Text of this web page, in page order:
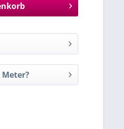
Weniger als 8 Meter?